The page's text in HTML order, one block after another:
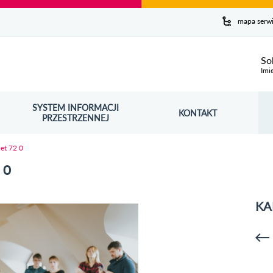
mapa
SYSTEM INFORMACJI
PRZESTRZENNEJ
OTWORZY SIĘ W NOWYM OKNIE KONTAKT
72 0
0